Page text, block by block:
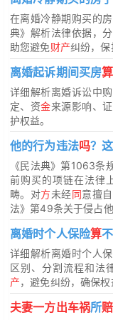
在离婚冷静期购买的房
典》解析法律依据，
助您避免财产纠纷，保
离婚起诉期间买房
详细解析离婚诉讼中
定、资金来源影响、
护权益。
他的行为违法吗？
《民法典》第1063条
前购买的项链在法律
畴。对方未经同意擅
法》第49条关于侵占
离婚时个人保险算不
详细解析离婚时个人
区别、分割流程和法
产，避免纠纷，确保权
夫妻一方出车祸所